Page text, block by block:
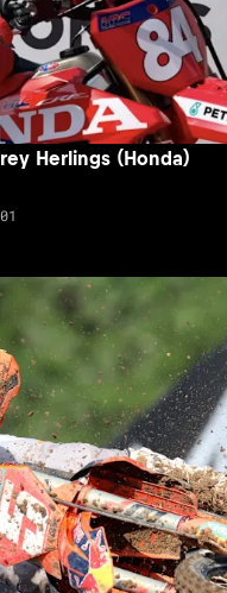
Herlings (Honda)